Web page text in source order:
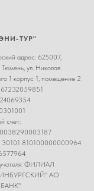
ТУР"
адрес: 625007,
Тюмень, ул. Николая
1 корпус 1, помещение 2
счет:
30101 810100000000964
ФИЛИАЛ
АО